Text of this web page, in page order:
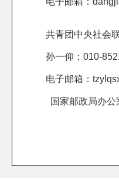
共青团中央社会
孙一仰：010-
电子邮箱：
国家邮政局